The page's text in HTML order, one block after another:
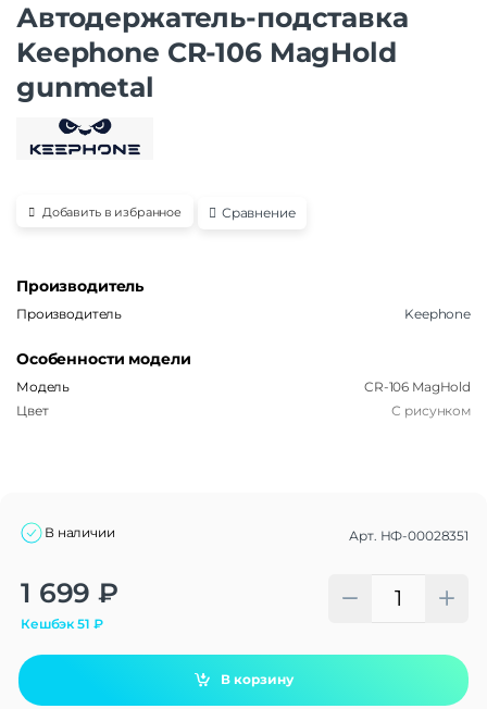
Автодержатель-подставка
Keephone CR-106 MagHold
gunmetal
Добавить в избранное Сравнение
Производитель
Производитель Keephone
Особенности модели
Модель
CR-106 MagHold
Цвет
С рисунком
В наличии Арт. НФ-00028351
1 699 ₽
Кешбэк51 ₽
В корзину
Alternative: